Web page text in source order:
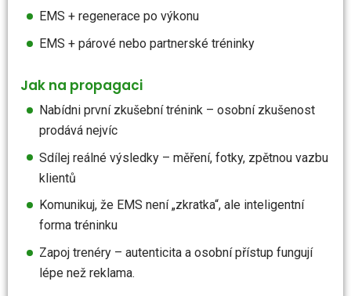
EMS + regenerace po výkonu
EMS + párové nebo partnerské tréninky
Jak na propagaci
Nabídni první zkušební trénink – osobní zkušenost
prodává nejvíc
Sdílej reálné výsledky – měření, fotky, zpětnou vazbu
klientů
Komunikuj, že EMS není „zkratka“, ale inteligentní
forma tréninku
Zapoj trenéry – autenticita a osobní přístup fungují
lépe než reklama.